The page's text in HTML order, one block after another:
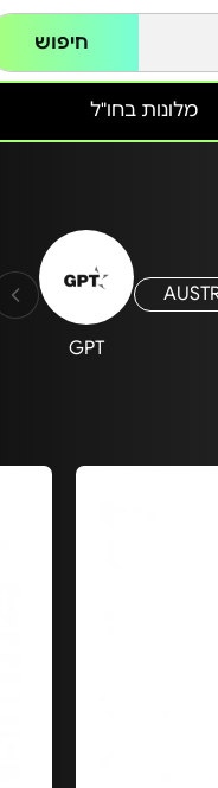
חיפוש
מלונות בחו"ל
GPT